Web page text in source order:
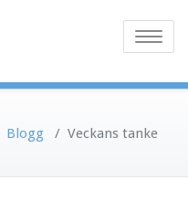
Toggle
Blogg / Veckans tanke